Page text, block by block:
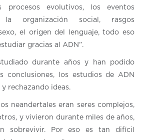
procesos evolutivos, los eventos
la organización social, rasgos
el origen del lenguaje, todo eso
gracias al ADN”.
durante años y han podido
conclusiones, los estudios de ADN
rechazando ideas.
neandertales eran seres complejos,
y vivieron durante miles de años,
sobrevivir. Por eso es tan difícil